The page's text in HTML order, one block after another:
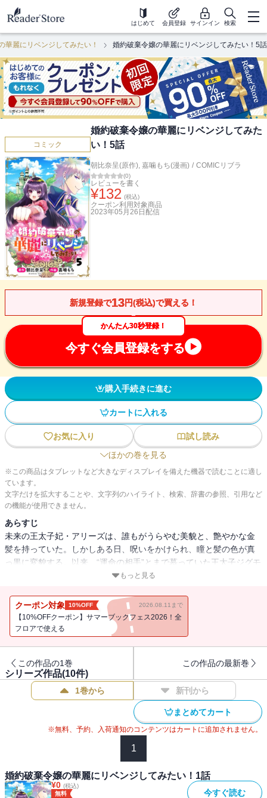
はじめて 会員登録 サインイン 検索
華麗にリベンジしてみたい！ 婚約破棄令嬢の華麗にリベンジしてみたい！5話
コミック
婚約破棄令嬢の華麗にリベンジしてみた
い！5話
朝比奈呈(原作), 嘉噛もち(漫画) / COMICリブラ
(0)
レビューを書く
¥132 (税込)
クーポン利用対象商品
2023年05月26日 配信
新規登録で13円(税込)で買える！
かんたん30秒登録！
今すぐ会員登録をする
購入手続きに進む
カートに入れる
お気に入り
試し読み
ほかの巻を見る
※この商品はタブレットなど大きなディスプレイを備えた機器で読むことに適し
ています。
文字だけを拡大することや、文字列のハイライト、検索、辞書の参照、引用など
の機能が使用できません。
あらすじ
未来の王太子妃・アリーズは、誰もがうらやむ美貌と、艶やかな金
髪を持っていた。しかしある日、呪いをかけられ、瞳と髪の色が真
っ黒に変貌する。以来、“運命の相手”とまで慕っていた王太子ジグモ
ンドから忌み嫌われ、婚約破棄の危機に!!
自身が転生者であること。そして、婚約者であるジグモンドも転生
者で、前世では自分を虐めていた同級生の男子生徒であったこと
を！
華麗なるリベンジ劇が、今、幕を開ける――！
毎月最終金曜更新！！
もっと見る
クーポン対象 10%OFF 2026.08.11まで
【10%OFFクーポン】サマーブックフェス2026！全
フロアで使える
この作品の1巻 この作品の最新巻
シリーズ作品(10件)
1巻から 新刊から
まとめてカート
※無料、予約、入荷通知のコンテンツはカートに追加されません。
1
婚約破棄令嬢の華麗にリベンジしてみたい！1話
¥0 (税込)
無料
今すぐ読む